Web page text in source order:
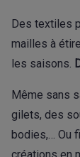
Des textiles
mailles à
les saisons.
Même sans
gilets, des
bodies,… Ou